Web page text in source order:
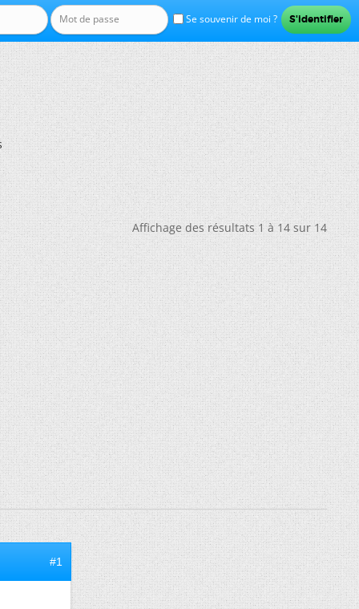
Se souvenir de moi ?
Affichage des résultats 1 à 14 sur 14
#1